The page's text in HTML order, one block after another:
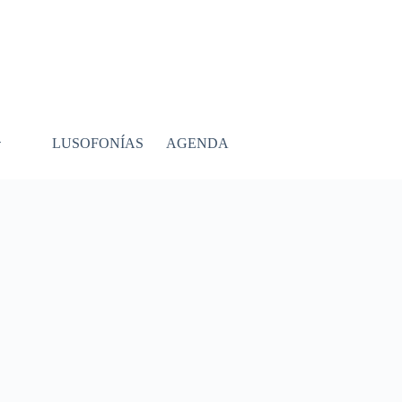
LUSOFONÍAS AGENDA